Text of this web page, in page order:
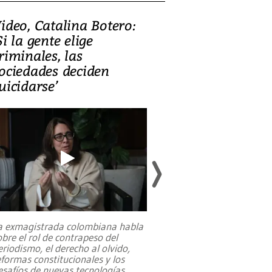
Catalina Botero:
la gente elige
las
deciden
exmagistrada colombiana habla
el rol de contrapeso del
el derecho al olvido,
constitucionales y los